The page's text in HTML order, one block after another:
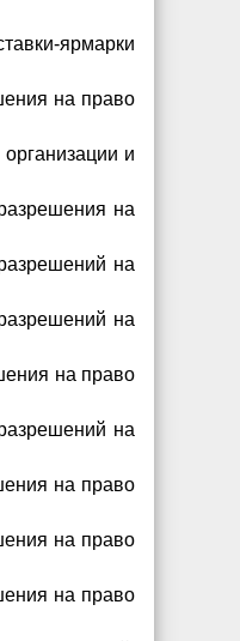
ярмарки
на право
и
на
на
на
на право
на
на право
на право
на право